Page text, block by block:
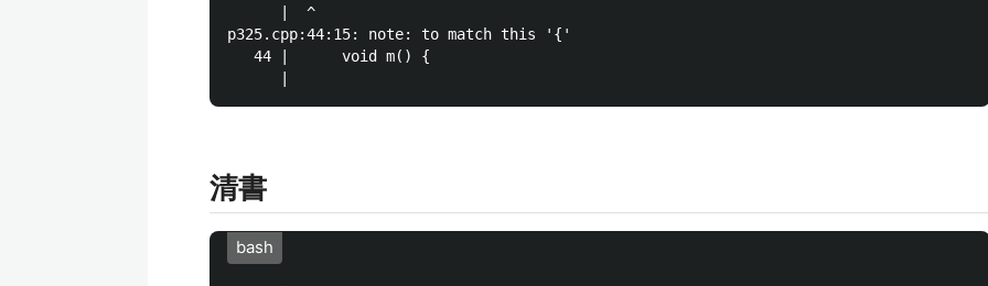
      |  ^
p325.cpp:44:15: note: to match this '{'
   44 |      void m() {
清書
bash